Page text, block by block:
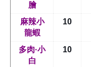
膾
麻辣小
龍蝦
10
多肉·小
白
10